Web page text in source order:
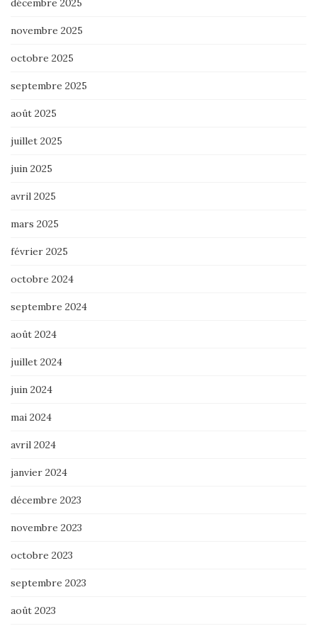
décembre 2025
novembre 2025
octobre 2025
septembre 2025
août 2025
juillet 2025
juin 2025
avril 2025
mars 2025
février 2025
octobre 2024
septembre 2024
août 2024
juillet 2024
juin 2024
mai 2024
avril 2024
janvier 2024
décembre 2023
novembre 2023
octobre 2023
septembre 2023
août 2023